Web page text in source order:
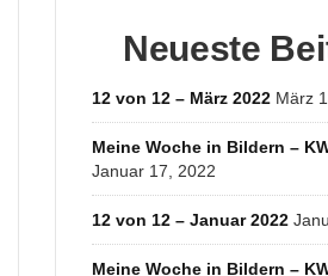
Neueste
12 von 12 – März 2022 März
Meine Woche in Bildern –
Januar 17, 2022
12 von 12 – Januar 2022
Meine Woche in Bildern –